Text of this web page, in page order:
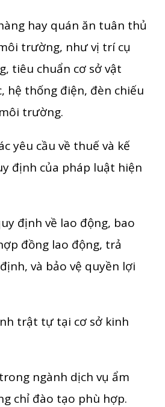
hay quán ăn tuân thủ
trường, như vị trí cụ
tiêu chuẩn cơ sở vật
hệ thống điện, đèn chiếu
trường.
yêu cầu về thuế và kế
định của pháp luật hiện
định về lao động, bao
đồng lao động, trả
và bảo vệ quyền lợi
trật tự tại cơ sở kinh
ngành dịch vụ ẩm
chỉ đào tạo phù hợp.